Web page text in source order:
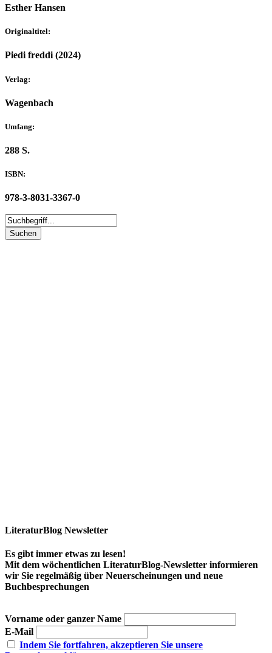
Esther Hansen
Originaltitel:
Piedi freddi (2024)
Verlag:
Wagenbach
Umfang:
288 S.
ISBN:
978-3-8031-3367-0
LiteraturBlog Newsletter
Es gibt immer etwas zu lesen!
Mit dem wöchentlichen LiteraturBlog-Newsletter informieren
wir Sie regelmäßig über Neuerscheinungen und neue
Buchbesprechungen
Vorname oder ganzer Name
E-Mail
Indem Sie fortfahren, akzeptieren Sie unsere